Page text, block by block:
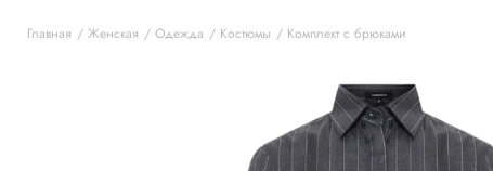
Главная Женская Одежда Костюмы Комплект с брюками